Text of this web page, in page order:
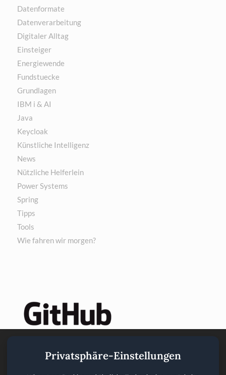
Datenformate
Datenverarbeitung
Digitaler Alltag
Einsteiger
Energiewende
Fundstuecke
Grundlagen
IBM i & AI
Java
Keycloak
Künstliche Intelligenz
News
Nützliche Helferlein
Power Systems
Spring
Tipps
Tools
Wie fahren wir morgen?
Privatsphäre-Einstellungen